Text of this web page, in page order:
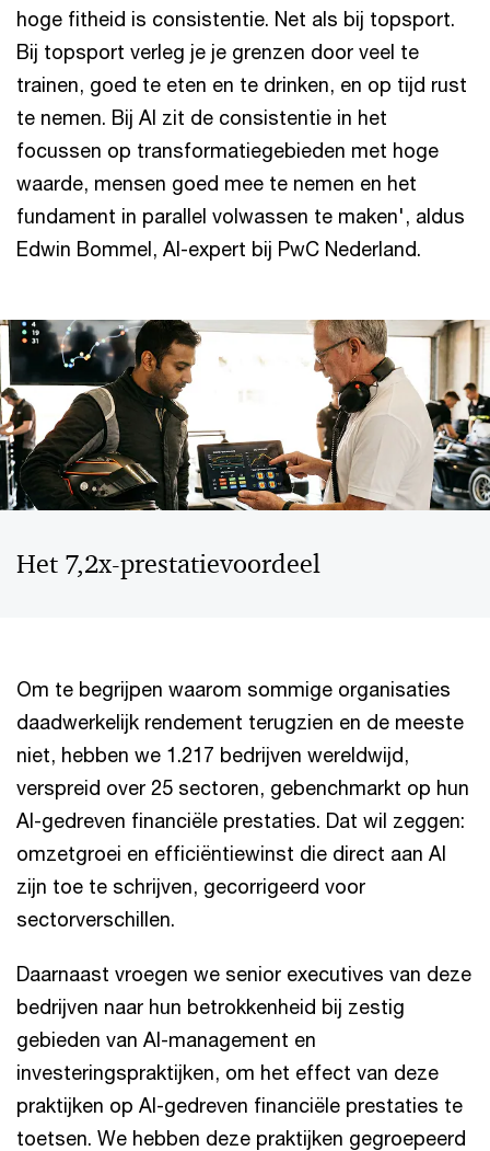
hoge fitheid is consistentie. Net als bij topsport.
Bij topsport verleg je je grenzen door veel te
trainen, goed te eten en te drinken, en op tijd rust
te nemen. Bij AI zit de consistentie in het
focussen op transformatiegebieden met hoge
waarde, mensen goed mee te nemen en het
fundament in parallel volwassen te maken', aldus
Edwin Bommel, AI-expert bij PwC Nederland.
Het 7,2x‑prestatievoordeel
Om te begrijpen waarom sommige organisaties
daadwerkelijk rendement terugzien en de meeste
niet, hebben we 1.217 bedrijven wereldwijd,
verspreid over 25 sectoren, gebenchmarkt op hun
AI-gedreven financiële prestaties. Dat wil zeggen:
omzetgroei en efficiëntiewinst die direct aan AI
zijn toe te schrijven, gecorrigeerd voor
sectorverschillen.
Daarnaast vroegen we senior executives van deze
bedrijven naar hun betrokkenheid bij zestig
gebieden van AI-management en
investeringspraktijken, om het effect van deze
praktijken op AI-gedreven financiële prestaties te
toetsen. We hebben deze praktijken gegroepeerd